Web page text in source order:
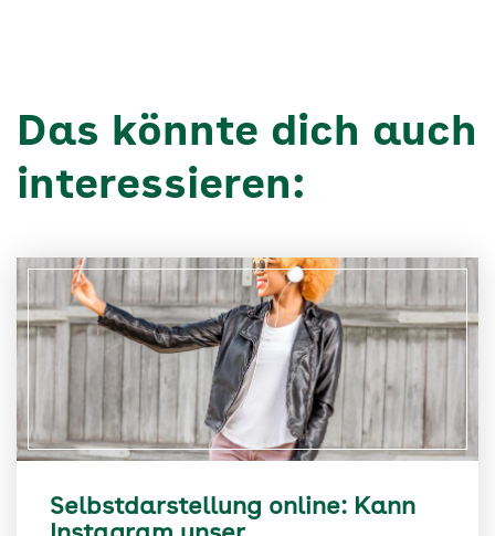
Das könnte dich auch
interessieren:
Selbstdarstellung online: Kann